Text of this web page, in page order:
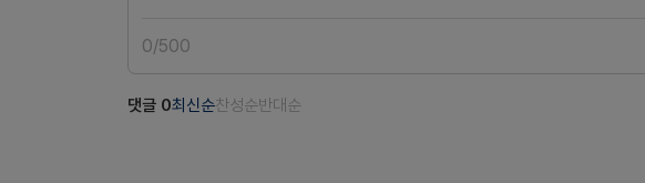
0/500
댓글 0최신순찬성순반대순